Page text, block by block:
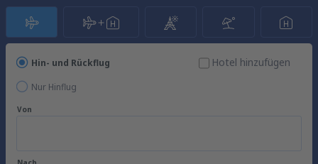
Hin- und Rückflug
Nur Hinflug
Hotel hinzufügen
Von